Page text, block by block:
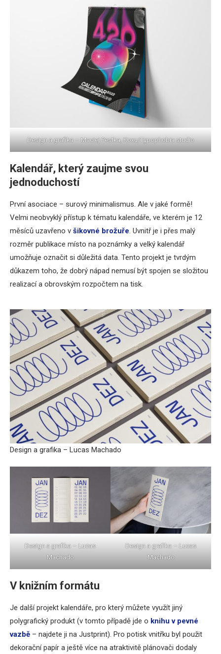
Design a grafika – Maciej Pestka, Koxu/Typophobia studio
Kalendář, který zaujme svou
jednoduchostí
První asociace – surový minimalismus. Ale v jaké formě!
Velmi neobvyklý přístup k tématu kalendáře, ve kterém je 12
měsíců uzavřeno v šikovné brožuře. Uvnitř je i přes malý
rozměr publikace místo na poznámky a velký kalendář
umožňuje označit si důležitá data. Tento projekt je tvrdým
důkazem toho, že dobrý nápad nemusí být spojen se složitou
realizací a obrovským rozpočtem na tisk.
Design a grafika – Lucas Machado
Design a grafika – Lucas
Machado
Design a grafika – Lucas
Machado
V knižním formátu
Je další projekt kalendáře, pro který můžete využít jiný
polygrafický produkt (v tomto případě jde o knihu v pevné
vazbě – najdete ji na Justprint). Pro potisk vnitřku byl použit
dekorační papír a ještě více na atraktivitě plánovači dodaly